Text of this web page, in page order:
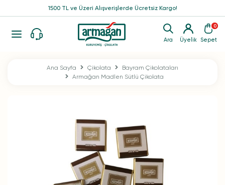
Ara Üyelik
0
Sepet
1500 TL ve Üzeri Alışverişlerde Ücretsiz Kargo!
Ana Sayfa Çikolata
Bayram Çikolataları
Armağan Madlen Sütlü Çikolata